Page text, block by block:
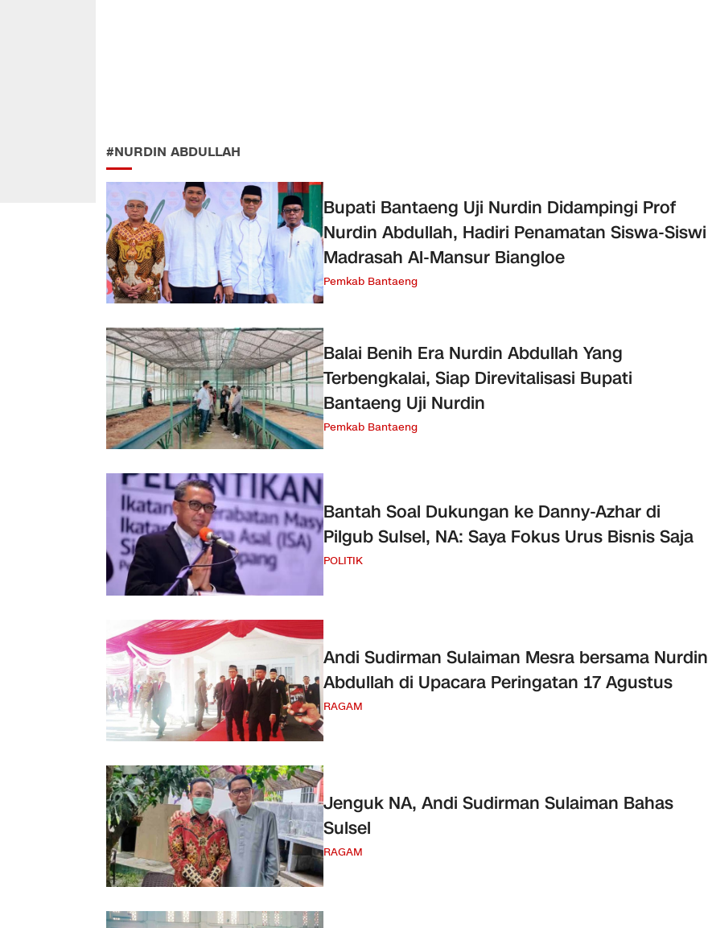
#NURDIN ABDULLAH
Bupati Bantaeng Uji Nurdin Didampingi Prof
Nurdin Abdullah, Hadiri Penamatan Siswa-Siswi
Madrasah Al-Mansur Biangloe
Pemkab Bantaeng
Balai Benih Era Nurdin Abdullah Yang
Terbengkalai, Siap Direvitalisasi Bupati
Bantaeng Uji Nurdin
Pemkab Bantaeng
Bantah Soal Dukungan ke Danny-Azhar di
Pilgub Sulsel, NA: Saya Fokus Urus Bisnis Saja
POLITIK
Andi Sudirman Sulaiman Mesra bersama Nurdin
Abdullah di Upacara Peringatan 17 Agustus
RAGAM
Jenguk NA, Andi Sudirman Sulaiman Bahas
Sulsel
RAGAM